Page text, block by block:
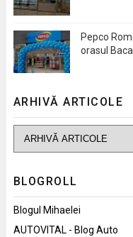
Pepco
orasul
ARHIVĂ ARTICOLE
BLOGROLL
Blogul Mihaelei
AUTOVITAL - Blog Auto